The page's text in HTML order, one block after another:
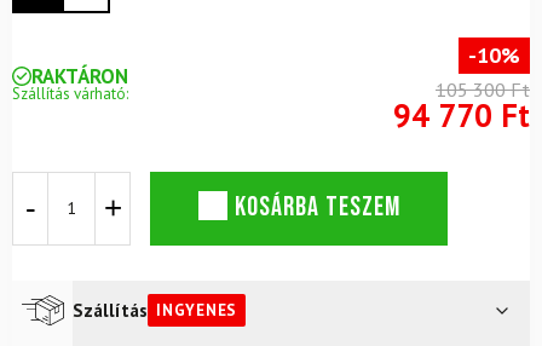
RAKTÁRON
Szállítás várható:
-10%
105 300 Ft
94 770 Ft
kötés
Fekete
mennyiség
KOSÁRBA TESZEM
Szállítás INGYENES